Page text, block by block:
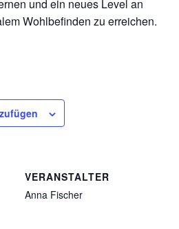
und ein neues Level an
Wohlbefinden zu erreichen.
VERANSTALTER
Anna Fischer